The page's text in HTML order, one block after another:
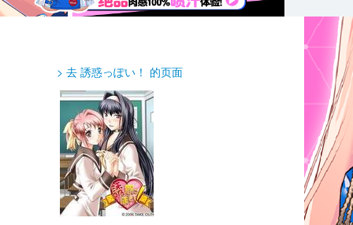
> 去 誘惑っぽい！ 的页面